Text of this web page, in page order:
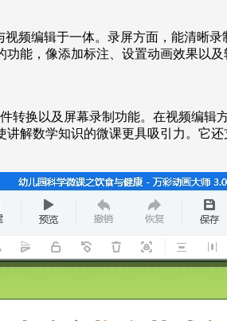
频编辑于一体。录屏方面，能清晰
能，像添加标注、设置动画效果以
转换以及屏幕录制功能。在视频编
解数学知识的微课更具吸引力。它